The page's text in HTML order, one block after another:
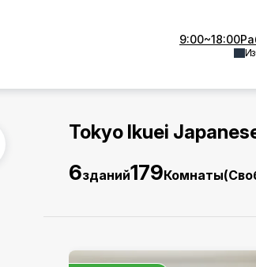
Tokyo Ikuei
6зданий179Комнаты